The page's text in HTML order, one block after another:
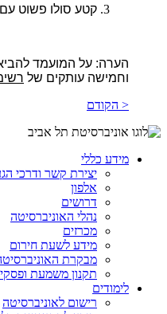
קטע סולו פשוט עם
הערה: על המועמד
וחמישה עותקים של
< הקודם
מידע כללי
יצירת קשר ודרכי
אלפון
דרושים
נהלי האוניברסיטה
מכרזים
מידע לשעת חירום
מבקרת
תקנון משמעת ופסקי
לימודים
רישום לאוניברסיטה